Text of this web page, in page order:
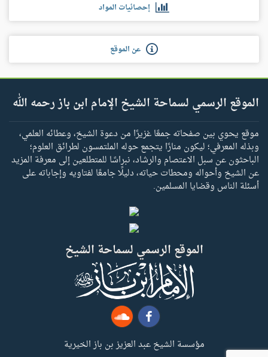
إحصائيات المواد
عن الموقع
الموقع الرسمي لسماحة الشيخ الإمام ابن باز رحمه الله
موقع يحوي بين صفحاته جمعًا غزيرًا من دعوة الشيخ، وعطائه العلمي،
وبذله المعرفي؛ ليكون منارًا يتجمع حوله الملتمسون لطرائق العلوم؛
الباحثون عن سبل الاعتصام والرشاد، نبراسًا للمتطلعين إلى معرفة المزيد
عن الشيخ وأحواله ومحطات حياته، دليلًا جامعًا لفتاويه وإجاباته على
أسئلة الناس وقضايا المسلمين.
الموقع الرسمي لسماحة الشيخ
مؤسسة الشيخ عبد العزيز بن باز الخيرية